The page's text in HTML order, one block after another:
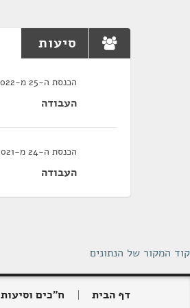
סיעות
הכנסת ה-25 מ-15/11/2022
העבודה
הכנסת ה-24 מ-22/06/2021 עד 15/11/2022
העבודה
קוד המקור של הנתונים
דף הבית ח"כים וסיעות